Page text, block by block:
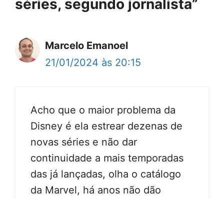
séries, segundo jornalista”
Marcelo Emanoel
21/01/2024 às 20:15
Acho que o maior problema da
Disney é ela estrear dezenas de
novas séries e não dar
continuidade a mais temporadas
das já lançadas, olha o catálogo
da Marvel, há anos não dão